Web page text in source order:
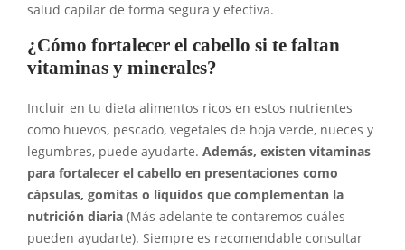
salud capilar de forma segura y efectiva.
¿Cómo fortalecer el cabello si te faltan
vitaminas y minerales?
Incluir en tu dieta alimentos ricos en estos nutrientes
como huevos, pescado, vegetales de hoja verde, nueces y
legumbres, puede ayudarte. Además, existen vitaminas
para fortalecer el cabello en presentaciones como
cápsulas, gomitas o líquidos que complementan la
nutrición diaria (Más adelante te contaremos cuáles
pueden ayudarte). Siempre es recomendable consultar